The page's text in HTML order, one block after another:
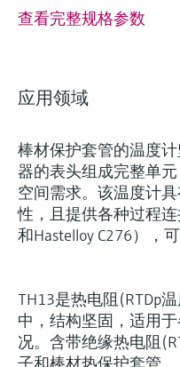
查看完整规格参数
应用领域
棒材保护套管的温度
器的表头组成完整单
空间需求。该温度计
性，且提供各种过程
和Hastelloy C276），
TH13是热电阻(RTDp
中，结构坚固，适用
况。含带绝缘热电阻
灵活满足
(1) E Extended选型